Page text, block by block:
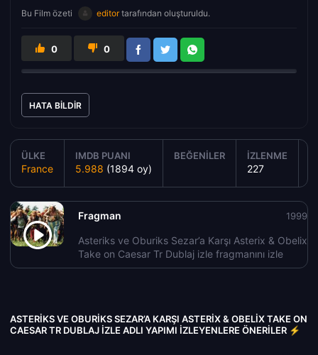
Bu Film özeti editortarafından oluşturuldu.
0 0
HATA BILDIR
ÜLKE
France
IMDB PUANI
5.988 (1894 oy)
BEĞENILER İZLENME
227
Fragman
Asteriks ve Oburiks Sezar’a Karşı Asterix & Obelix
Take on Caesar Tr Dublaj izle fragmanını izle
1999
ASTERIKS VE OBURIKS SEZAR’A KARŞI ASTERIX & OBELIX TAKE ON
CAESAR TR DUBLAJ IZLE ADLI YAPIMI İZLEYENLERE ÖNERILER ⚡